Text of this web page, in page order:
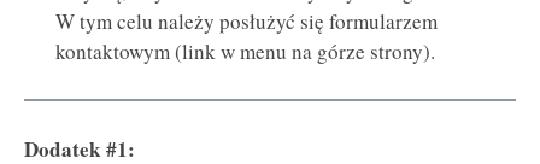
W tym celu należy posłużyć się formularzem
kontaktowym (link w menu na górze strony).
Dodatek #1: